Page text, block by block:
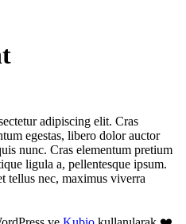
adipiscing elit. Cras
egestas, libero dolor auctor
nunc. Cras elementum pretium
ligula a, pellentesque ipsum.
tellus nec, maximus viverra